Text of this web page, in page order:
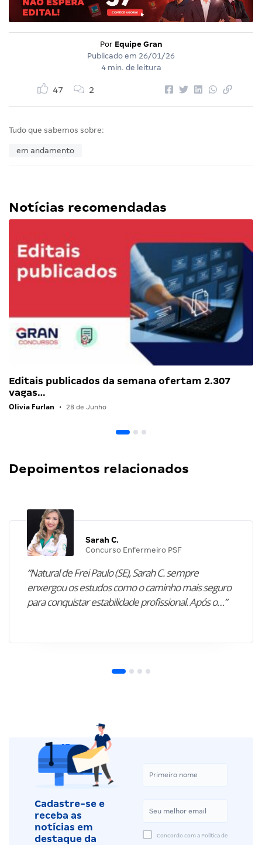
Por Equipe Gran
Publicado em 26/01/26
4 min. de leitura
47 2
Tudo que sabemos sobre:
em andamento
Notícias recomendadas
Editais publicados da semana ofertam 2.307
vagas…
Olivia Furlan • 28 de Junho
Depoimentos relacionados
Sarah C.
Concurso Enfermeiro PSF
“Natural de Frei Paulo (SE), Sarah C. sempre
enxergou os estudos como o caminho mais seguro
para conquistar estabilidade profissional. Após o…”
Cadastre-se e
receba as
notícias em
destaque da
Concordo com a Política de